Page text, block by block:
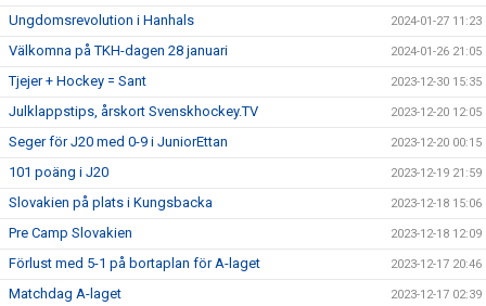
Ungdomsrevolution i Hanhals 2024-01-27 11:23
Välkomna på TKH-dagen 28 januari 2024-01-26 21:05
Tjejer + Hockey = Sant 2023-12-30 15:35
Julklappstips, årskort Svenskhockey.TV 2023-12-20 12:05
Seger för J20 med 0-9 i JuniorEttan 2023-12-20 00:15
101 poäng i J20 2023-12-19 21:59
Slovakien på plats i Kungsbacka 2023-12-18 15:06
Pre Camp Slovakien 2023-12-18 12:09
Förlust med 5-1 på bortaplan för A-laget 2023-12-17 20:46
Matchdag A-laget 2023-12-17 02:39